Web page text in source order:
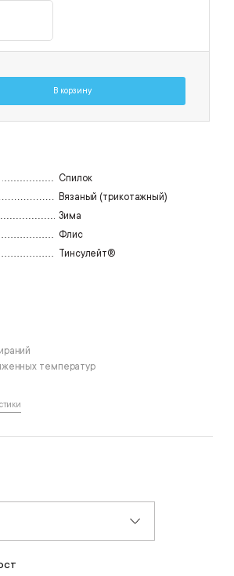
В корзину
Спилок
Вязаный (трикотажный)
Зима
Флис
Тинсулейт®
температур